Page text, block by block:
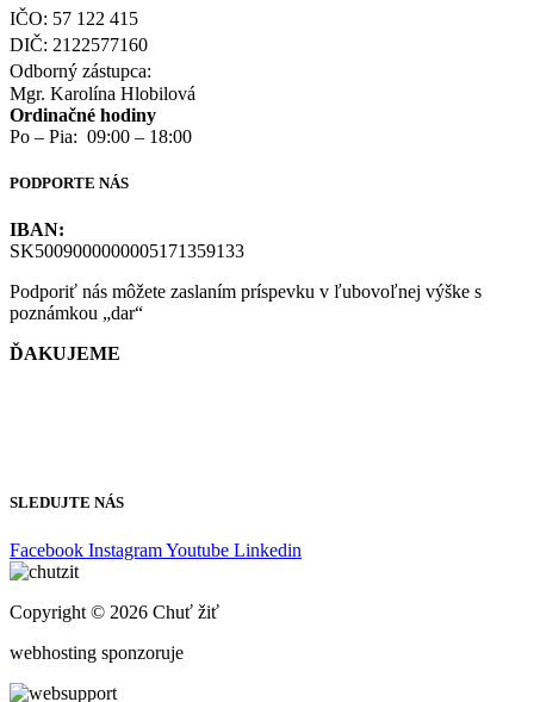
IČO: 57 122 415
DIČ: 2122577160
Odborný zástupca:
Mgr. Karolína Hlobilová
Ordinačné hodiny
Po – Pia: 09:00 – 18:00
PODPORTE NÁS
IBAN:
SK5009000000005171359133
Podporiť nás môžete zaslaním príspevku v ľubovoľnej výške s
poznámkou „dar“
ĎAKUJEME
SLEDUJTE NÁS
Facebook InstagramYoutube Linkedin
Copyright © 2026 Chuť žiť
webhosting sponzoruje